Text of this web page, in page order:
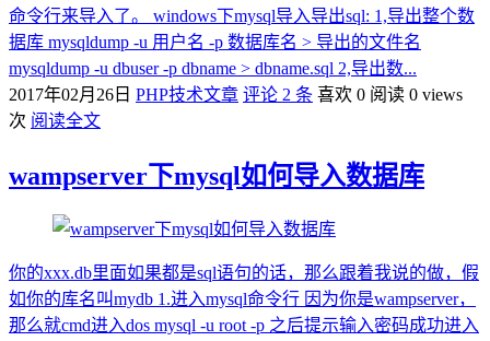
命令行来导入了。 windows下mysql导入导出sql: 1,导出整个数
据库 mysqldump -u 用户名 -p 数据库名 > 导出的文件名
mysqldump -u dbuser -p dbname > dbname.sql 2,导出数...
2017年02月26日 PHP技术文章 评论 2 条 喜欢 0 阅读 0 views
次 阅读全文
wampserver下mysql如何导入数据库
你的xxx.db里面如果都是sql语句的话，那么跟着我说的做，假
如你的库名叫mydb 1.进入mysql命令行 因为你是wampserver，
那么就cmd进入dos mysql -u root -p 之后提示输入密码成功进入